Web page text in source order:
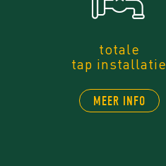
totale
tap installatie
MEER INFO